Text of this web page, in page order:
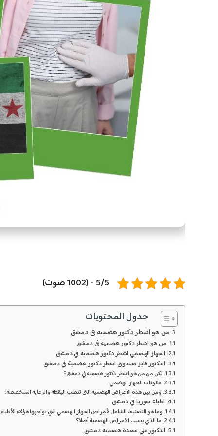
5/5 - (1002 صوت)
جدول المحتويات
من هو اشطر دكتور هضميه في دمشق
من هو اشطر دكتور هضميه في دمشق
الجهاز الهضمي اشطر دكتور هضمية في دمشق
الدكتور فايز صندوق اشطر دكتور هضمية في دمشق
لكن من من هو اشطر دكتور هضميه في دمشق؟
مكونات الجهاز الهضمي:
ومن بين هذه الأعراض الهضمية التي تتطلب اليقظة والرعاية المتخصصة:
اطباء سوريا في دمشق
وما هو التصنيف الشامل لأمراض الجهاز الهضمي التي يواجهها هؤلاء
ما الذي يسبب الأمراض الهضمية أصلاً؟
الدكتور علي سعدة هضمية دمشق